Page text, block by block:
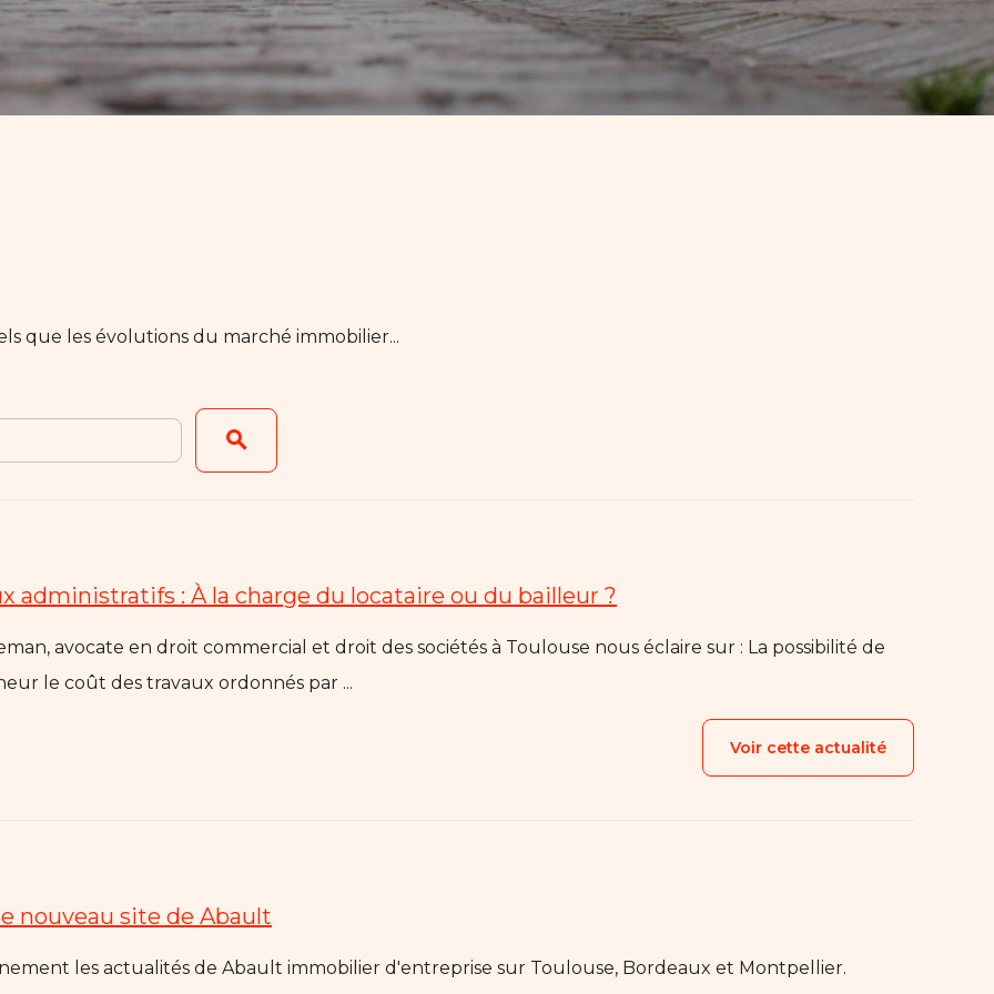
que les évolutions du marché immobilier...
administratifs : À la charge du locataire ou du bailleur ?
le coût des travaux ordonnés par ...
Voir cette actualité
nouveau site de Abault
les actualités de Abault immobilier d'entreprise sur Toulouse, Bordeaux et Montpellier.